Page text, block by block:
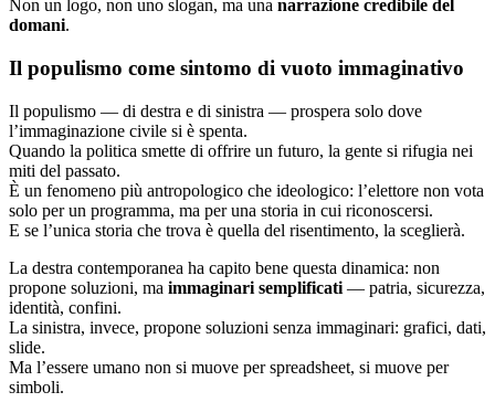
Non un logo, non uno slogan, ma una narrazione credibile del
domani.
Il populismo come sintomo di vuoto immaginativo
Il populismo — di destra e di sinistra — prospera solo dove
l’immaginazione civile si è spenta.
Quando la politica smette di offrire un futuro, la gente si rifugia nei
miti del passato.
È un fenomeno più antropologico che ideologico: l’elettore non vota
solo per un programma, ma per una storia in cui riconoscersi.
E se l’unica storia che trova è quella del risentimento, la sceglierà.
La destra contemporanea ha capito bene questa dinamica: non
propone soluzioni, ma immaginari semplificati — patria, sicurezza,
identità, confini.
La sinistra, invece, propone soluzioni senza immaginari: grafici, dati,
slide.
Ma l’essere umano non si muove per spreadsheet, si muove per
simboli.